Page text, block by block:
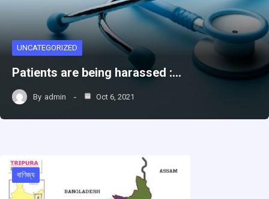
UNCATEGORIZED
Patients are being harassed :…
By admin Oct 6, 2021
বাণিজ্য